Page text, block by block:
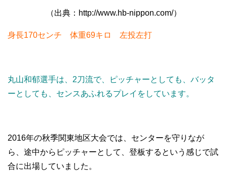
（出典：http://www.hb-nippon.com/）
身長170センチ 体重69キロ 左投左打
丸山和郁選手は、2刀流で、ピッチャーとしても、バッタ
ーとしても、センスあふれるプレイをしています。
2016年の秋季関東地区大会では、センターを守りなが
ら、途中からピッチャーとして、登板するという感じで試
合に出場していました。